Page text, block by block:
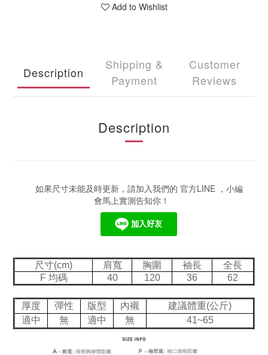
Add to Wishlist
Description
Shipping &
Payment
Customer
Reviews
Description
如果尺寸未能及時更新，請加入我們的 官方LINE ，小編
會馬上實測告知你！
尺寸(cm) 肩寬 胸圍 袖長
全長
F 均碼
40 120 36 62
厚度 彈性 版型 內襯
建議體重(公斤)
適中
無 適中 無 41~65